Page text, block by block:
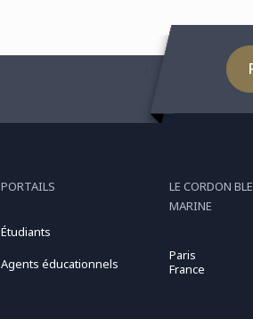
PORTAILS
Étudiants
Agents éducationnels
LE CORDON
MARINE
Paris
France